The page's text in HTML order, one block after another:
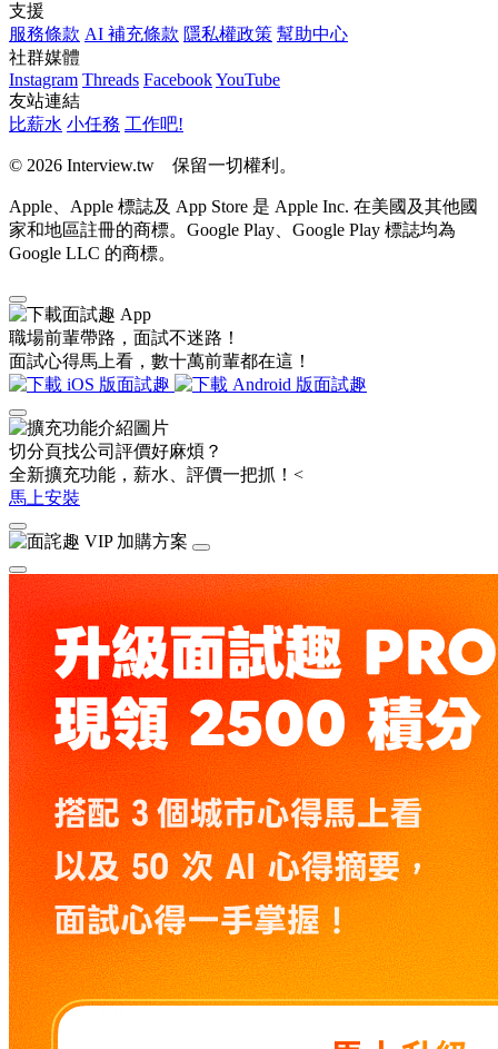
支援
服務條款 AI 補充條款 隱私權政策 幫助中心
社群媒體
Instagram Threads FacebookYouTube
友站連結
比薪水 小任務 工作吧!
© 2026 Interview.tw 保留一切權利。
Apple、Apple 標誌及 App Store 是 Apple Inc. 在美國及其他國
家和地區註冊的商標。Google Play、Google Play 標誌均為
Google LLC 的商標。
職場前輩帶路，面試不迷路！
面試心得馬上看，數十萬前輩都在這！
切分頁找公司評價好麻煩？
全新擴充功能，薪水、評價一把抓！<
馬上安裝